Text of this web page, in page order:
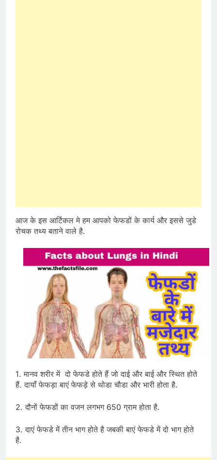
आज के इस आर्टिकल मे हम आपको फेफडों के कार्य और इससे जुडे
रोचक तथ्य बताने वाले है.
1. मानव शरीर में दो फेफडे होते हैं जो दाई और बाई और स्थित होते
हैं. दायाँ फेफड़ा बाएं फेफड़े से थोडा चौडा और भारी होता है.
2. दौनों फेफडों का वजन लगभग 650 ग्राम होता है.
3. दाएं फेफडे में तीन भाग होते है जबकी बाएं फेफडे में दो भाग होते
है.